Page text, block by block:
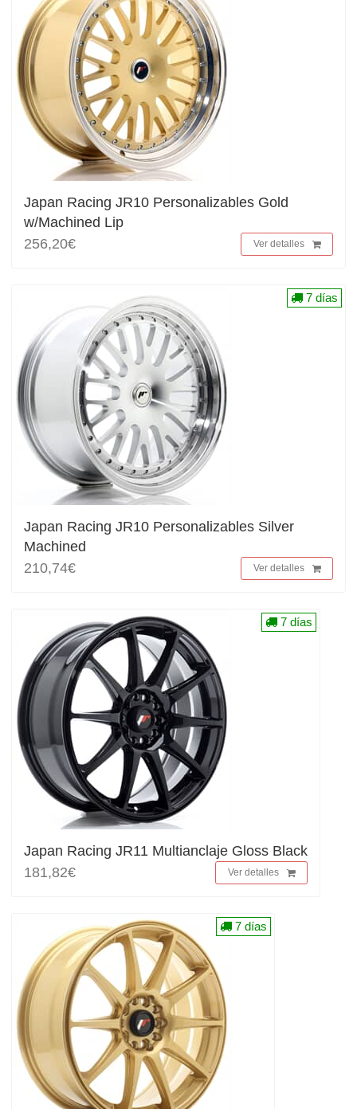
Japan Racing JR10 Personalizables Gold
w/Machined Lip
256,20€
Ver detalles
Japan Racing JR10 Personalizables Silver
Machined
210,74€
Ver detalles
7 días
Japan Racing JR11 Multianclaje Gloss Black
181,82€
Ver detalles
7 días
7 días